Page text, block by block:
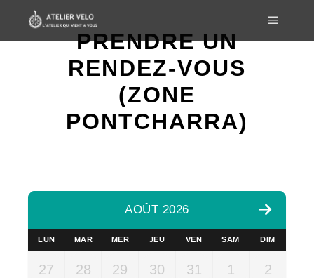
Menu
PRENDRE UN
RENDEZ-VOUS
(ZONE
PONTCHARRA)
AOÛT 2026
LUN MAR MER JEU VEN SAM DIM
27 28 29 30 31 1 2